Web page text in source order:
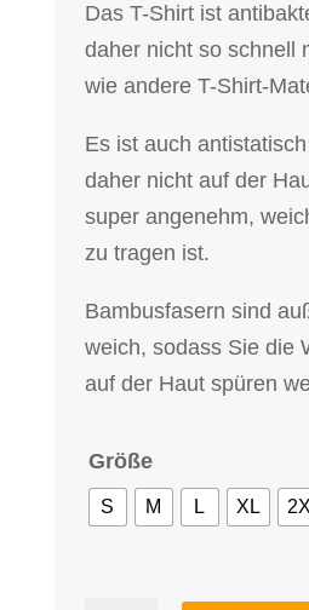
Das T-Shirt ist
daher nicht so schnell
wie andere T-Shirt-
Es ist auch
daher nicht auf der
super angenehm,
zu tragen ist.
Bambusfasern sind
weich, sodass Sie die
auf der Haut spüren
Größe
S M L XL